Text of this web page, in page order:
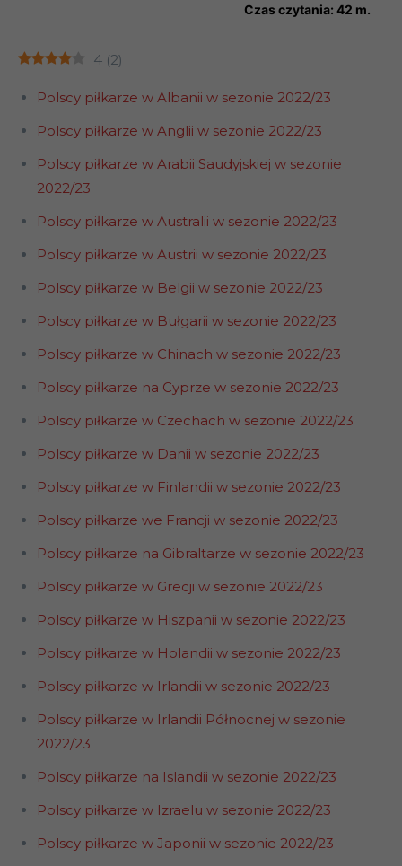
Czas czytania: 42 m.
4 (2)
Polscy piłkarze w Albanii w sezonie 2022/23
Polscy piłkarze w Anglii w sezonie 2022/23
Polscy piłkarze w Arabii Saudyjskiej w sezonie
2022/23
Polscy piłkarze w Australii w sezonie 2022/23
Polscy piłkarze w Austrii w sezonie 2022/23
Polscy piłkarze w Belgii w sezonie 2022/23
Polscy piłkarze w Bułgarii w sezonie 2022/23
Polscy piłkarze w Chinach w sezonie 2022/23
Polscy piłkarze na Cyprze w sezonie 2022/23
Polscy piłkarze w Czechach w sezonie 2022/23
Polscy piłkarze w Danii w sezonie 2022/23
Polscy piłkarze w Finlandii w sezonie 2022/23
Polscy piłkarze we Francji w sezonie 2022/23
Polscy piłkarze na Gibraltarze w sezonie 2022/23
Polscy piłkarze w Grecji w sezonie 2022/23
Polscy piłkarze w Hiszpanii w sezonie 2022/23
Polscy piłkarze w Holandii w sezonie 2022/23
Polscy piłkarze w Irlandii w sezonie 2022/23
Polscy piłkarze w Irlandii Północnej w sezonie
2022/23
Polscy piłkarze na Islandii w sezonie 2022/23
Polscy piłkarze w Izraelu w sezonie 2022/23
Polscy piłkarze w Japonii w sezonie 2022/23